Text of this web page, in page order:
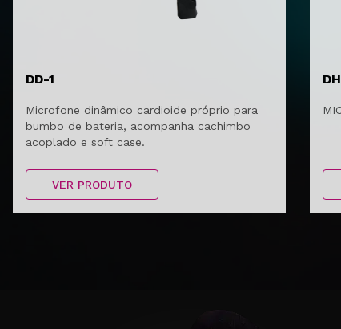
DD-1
Microfone dinâmico cardioide próprio para
bumbo de bateria, acompanha cachimbo
acoplado e soft case.
VER PRODUTO